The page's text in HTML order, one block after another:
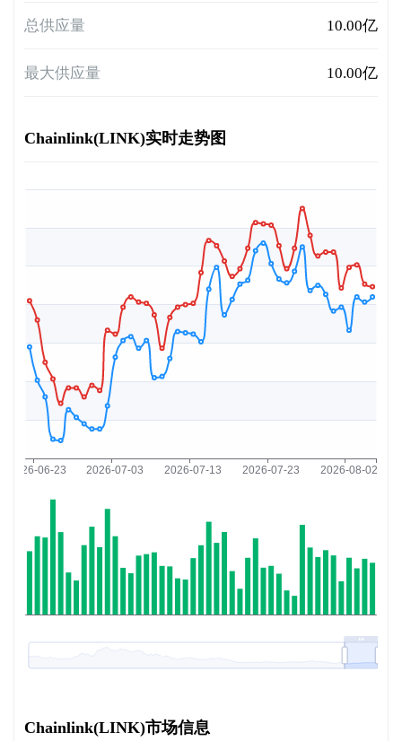
总供应量 10.00亿
最大供应量 10.00亿
Chainlink(LINK)实时走势图
Chainlink(LINK)市场信息